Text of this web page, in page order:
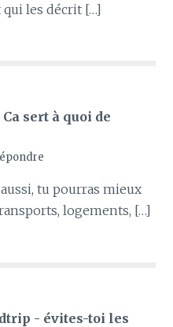
les décrit […]
sert à quoi de
tu pourras mieux
logements, […]
- évites-toi les